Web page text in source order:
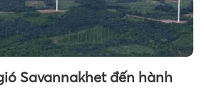
Savannakhet đến hành